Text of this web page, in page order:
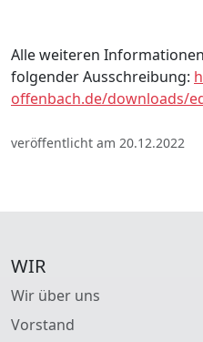
Alle weiteren
folgender Ausschreibung:
offenbach.de/downloads/
veröffentlicht am 20.12.2022
WIR
Wir über uns
Vorstand